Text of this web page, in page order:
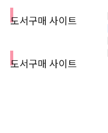
도서구매 사이트
도서구매 사이트